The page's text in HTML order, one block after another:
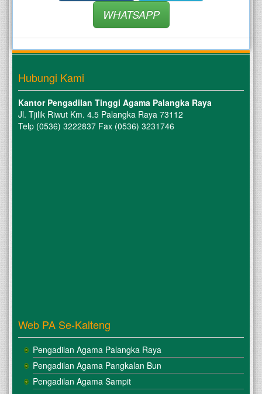
WHATSAPP
Hubungi Kami
Kantor Pengadilan Tinggi Agama Palangka Raya
Jl. Tjilik Riwut Km. 4.5 Palangka Raya 73112
Telp (0536) 3222837 Fax (0536) 3231746
Web PA Se-Kalteng
Pengadilan Agama Palangka Raya
Pengadilan Agama Pangkalan Bun
Pengadilan Agama Sampit